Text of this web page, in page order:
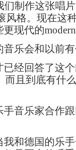
制作这张唱片
风格。现在这
现代的
乐会和以前有
回答了这个
而且到底有什
乐家合作跟
德国的乐手